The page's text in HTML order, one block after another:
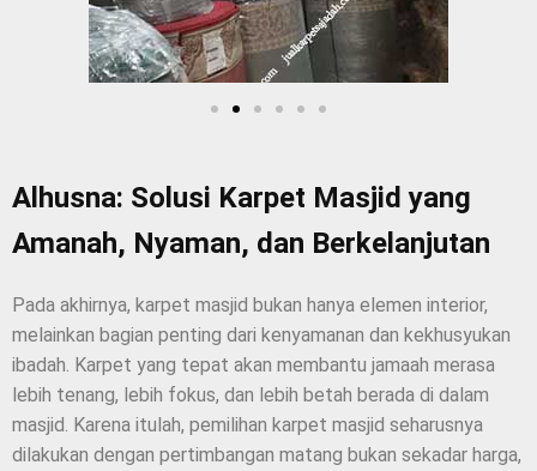
Alhusna: Solusi Karpet Masjid yang
Amanah, Nyaman, dan Berkelanjutan
Pada akhirnya, karpet masjid bukan hanya elemen interior,
melainkan bagian penting dari kenyamanan dan kekhusyukan
ibadah. Karpet yang tepat akan membantu jamaah merasa
lebih tenang, lebih fokus, dan lebih betah berada di dalam
masjid. Karena itulah, pemilihan karpet masjid seharusnya
dilakukan dengan pertimbangan matang bukan sekadar harga,